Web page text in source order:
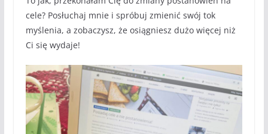
cele? Posłuchaj mnie i spróbuj zmienić swój tok
myślenia, a zobaczysz, że osiągniesz dużo więcej niż
Ci się wydaje!